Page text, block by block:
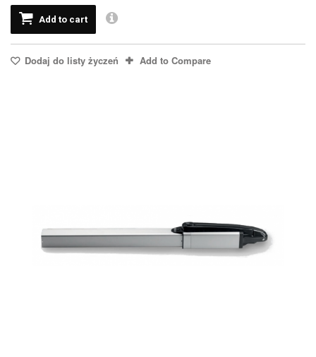
Add to cart
Dodaj do listy życzeń Add to Compare